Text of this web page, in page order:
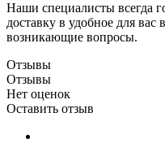
Наши специалисты всегда
доставку в удобное для вас
возникающие вопросы.
Отзывы
Отзывы
Нет оценок
Оставить отзыв